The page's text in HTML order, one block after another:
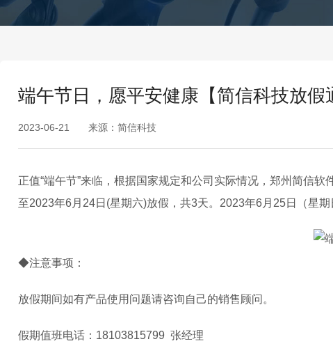
端午节日，愿平安健康【简信科技放假
2023-06-21 来源：简信科技
正值“端午节”来临，根据国家规定和公司实际情况，郑州简信
至2023年6月24日(星期六)放假，共3天。2023年6月25日（星期
◆注意事项：
放假期间如有产品使用问题请咨询自己的销售顾问。
假期值班电话：18103815799 张经理